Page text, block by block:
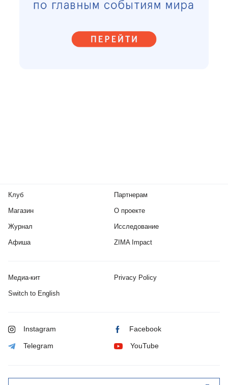
Клуб
Магазин
Журнал
Афиша
Партнерам
О проекте
Исследование
ZIMA Impact
Медиа-кит Privacy Policy
Switch to English
Instagram Facebook
Telegram YouTube